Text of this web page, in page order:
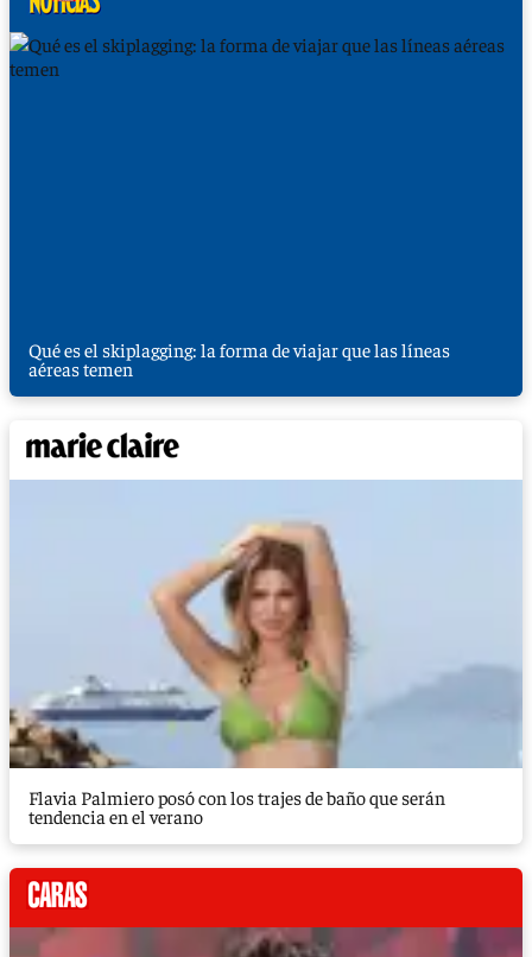
Qué es el skiplagging: la forma de viajar que las líneas
aéreas temen
Flavia Palmiero posó con los trajes de baño que serán
tendencia en el verano